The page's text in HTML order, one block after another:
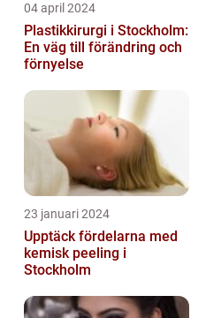
04 april 2024
Plastikkirurgi i Stockholm:
En väg till förändring och
förnyelse
23 januari 2024
Upptäck fördelarna med
kemisk peeling i
Stockholm